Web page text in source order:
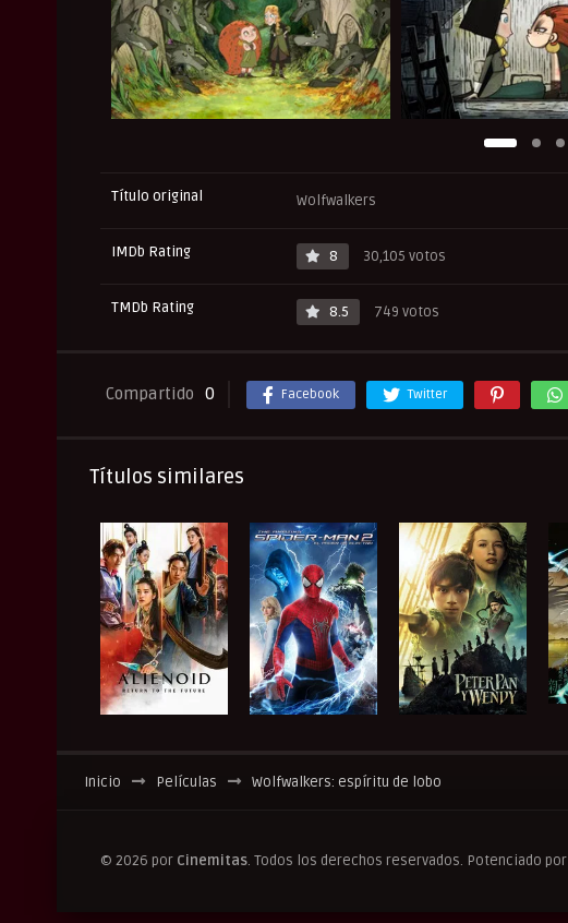
Título original Wolfwalkers
IMDb Rating 8 30,105 votos
TMDb Rating 8.5 749 votos
Compartido 0 Facebook Twitter
Títulos similares
Inicio Películas Wolfwalkers: espíritu de lobo
© 2026 por Cinemitas. Todos los derechos reservados. Potenciado por